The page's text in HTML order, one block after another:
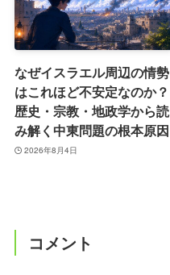
なぜイスラエル周辺の情勢
はこれほど不安定なのか？
歴史・宗教・地政学から読
み解く中東問題の根本原因
2026年8月4日
コメント